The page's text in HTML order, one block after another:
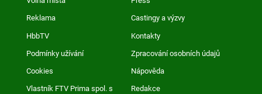
Reklama Castingy a výzvy
HbbTV Kontakty
Podmínky užívání Zpracování osobních údajů
Cookies Nápověda
Vlastník FTV Prima spol. s
Redakce